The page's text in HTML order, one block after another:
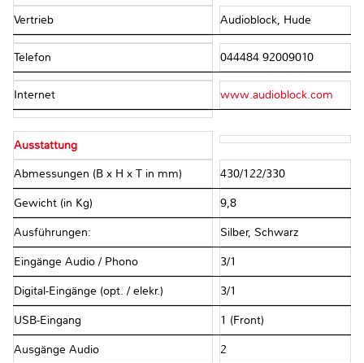
Vertrieb Audioblock, Hude
Telefon 044484 92009010
Internet www.audioblock.com
Ausstattung
Abmessungen (B x H x T in mm) 430/122/330
Gewicht (in Kg) 9,8
Ausführungen: Silber, Schwarz
Eingänge Audio / Phono 3/1
Digital-Eingänge (opt. / elekr.) 3/1
USB-Eingang 1 (Front)
Ausgänge Audio 2